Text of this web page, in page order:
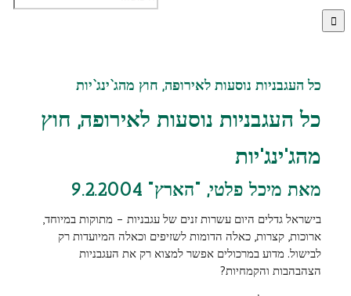
כל העגבניות נוסעות לאירופה, חוץ מהג`ינג`יות
כל העגבניות נוסעות לאירופה, חוץ
מהג'ינג'יות
מאת מיכל פלטי, "הארץ" 9.2.2004
בישראל גדלים היום עשרות זנים של עגבניות – מתוקות במיוחד,
ארוכות, קצרות, כאלה הדומות לשזיפים וכאלה המיועדות רק
לבישול. מדוע במרכולים אפשר למצוא רק את העגבניות
הצהבהבות והקמחיות?